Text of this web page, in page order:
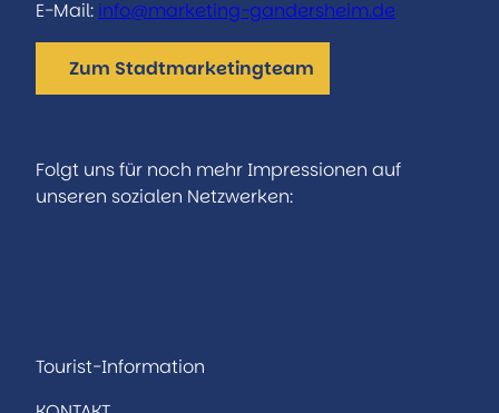
E-Mail: info@marketing-gandersheim.de
Zum Stadtmarketingteam
Folgt uns für noch mehr Impressionen auf
unseren sozialen Netzwerken:
a
b
Tourist-Information